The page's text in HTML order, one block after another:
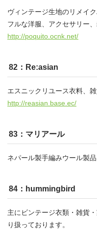
ヴィンテージ生地のリメイ
フルな洋服、アクセサリー
http://poquito.ocnk.net/
82：Re:asian
エスニックリユース衣料、
http://reasian.base.ec/
83：マリアール
ネパール製手編みウール製
84：hummingbird
主にビンテージ衣類・雑貨
り扱っております。